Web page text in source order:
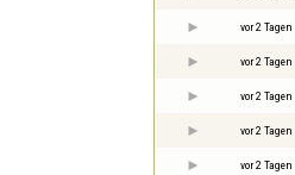
vor 2 Tagen
vor 2 Tagen
vor 2 Tagen
vor 2 Tagen
vor 2 Tagen